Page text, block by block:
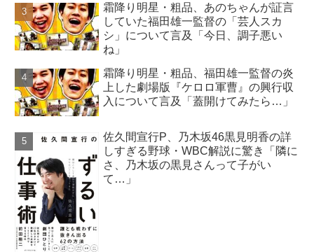
霜降り明星・粗品、あのちゃんが証言
していた福田雄一監督の「芸人スカ
シ」について言及「今日、調子悪い
ね」
霜降り明星・粗品、福田雄一監督の炎
上した劇場版『ケロロ軍曹』の興行収
入について言及「蓋開けてみたら…」
佐久間宣行P、乃木坂46黒見明香の詳
しすぎる野球・WBC解説に驚き「隣に
さ、乃木坂の黒見さんって子がい
て…」